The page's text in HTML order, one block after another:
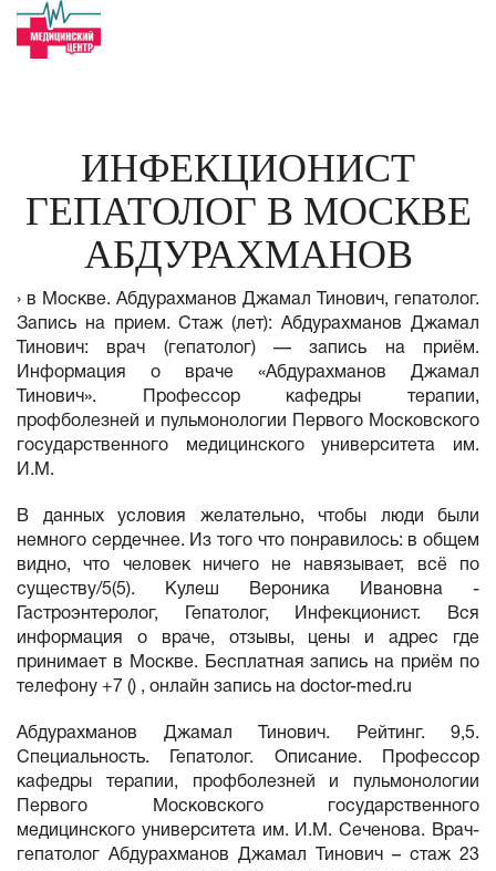
ИНФЕКЦИОНИСТ
ГЕПАТОЛОГ В МОСКВЕ
АБДУРАХМАНОВ
› в Москве. Абдурахманов Джамал Тинович, гепатолог.
Запись на прием. Стаж (лет): Абдурахманов Джамал
Тинович: врач (гепатолог) — запись на приём.
Информация о враче «Абдурахманов Джамал
Тинович». Профессор кафедры терапии,
профболезней и пульмонологии Первого Московского
государственного медицинского университета им.
И.М.
В данных условия желательно, чтобы люди были
немного сердечнее. Из того что понравилось: в общем
видно, что человек ничего не навязывает, всё по
существу/5(5). Кулеш Вероника Ивановна -
Гастроэнтеролог, Гепатолог, Инфекционист. Вся
информация о враче, отзывы, цены и адрес где
принимает в Москве. Бесплатная запись на приём по
телефону +7 () , онлайн запись на doctor-med.ru
Абдурахманов Джамал Тинович. Рейтинг. 9,5.
Специальность. Гепатолог. Описание. Профессор
кафедры терапии, профболезней и пульмонологии
Первого Московского государственного
медицинского университета им. И.М. Сеченова. Врач-
гепатолог Абдурахманов Джамал Тинович – стаж 23